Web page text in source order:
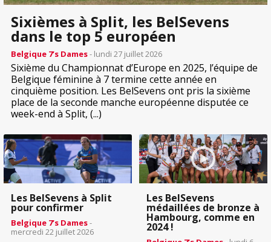
Sixièmes à Split, les BelSevens
dans le top 5 européen
Belgique 7’s Dames- lundi 27 juillet 2026
Sixième du Championnat d’Europe en 2025, l’équipe de
Belgique féminine à 7 termine cette année en
cinquième position. Les BelSevens ont pris la sixième
place de la seconde manche européenne disputée ce
week-end à Split, (...)
Les BelSevens à Split
pour confirmer
Belgique 7’s Dames-
mercredi 22 juillet 2026
Les BelSevens
médaillées de bronze à
Hambourg, comme en
2024 !